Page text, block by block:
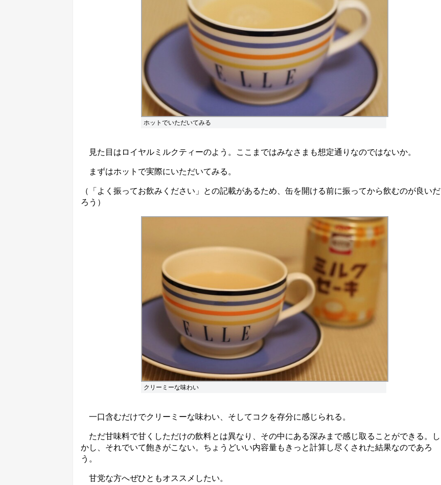
ホットでいただいてみる
見た目はロイヤルミルクティーのよう。ここまではみなさまも想定通りなのではないか。
まずはホットで実際にいただいてみる。
（「よく振ってお飲みください」との記載があるため、缶を開ける前に振ってから飲むのが良いだ
ろう）
クリーミーな味わい
一口含むだけでクリーミーな味わい、そしてコクを存分に感じられる。
ただ甘味料で甘くしただけの飲料とは異なり、その中にある深みまで感じ取ることができる。し
かし、それでいて飽きがこない。ちょうどいい内容量もきっと計算し尽くされた結果なのであろ
う。
甘党な方へぜひともオススメしたい。